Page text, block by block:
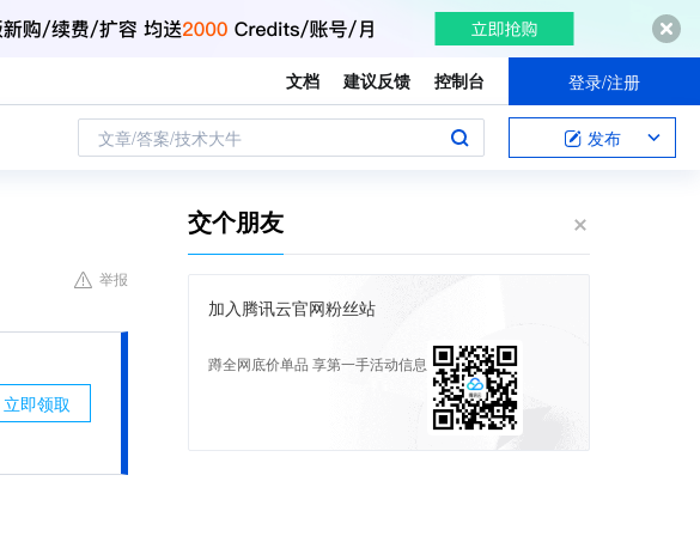
文档 建议反馈 控制台 登录/注册
文章/答案/技术大牛 发布
举报
立即领取
交个朋友
加入腾讯云官网粉丝站
蹲全网底价单品 享第一手活动信息